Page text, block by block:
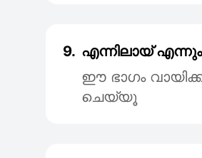
9. എന്നിലായ് എന്നും
ഈ ഭാഗം
ചെയ്യൂ